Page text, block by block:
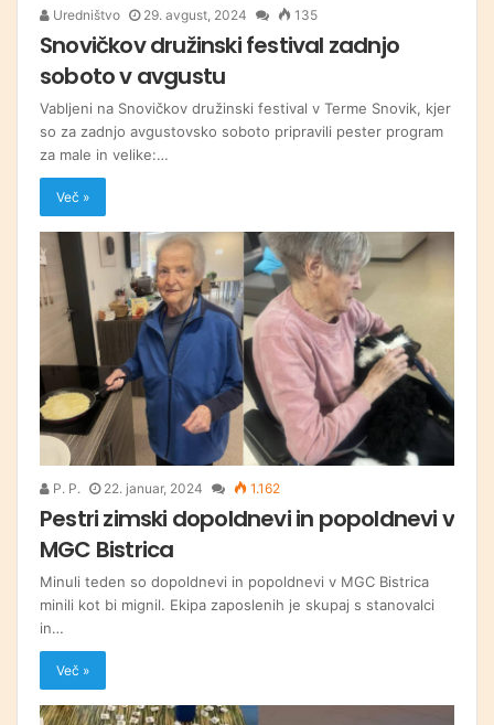
Uredništvo 29. avgust, 2024 135
Snovičkov družinski festival zadnjo
soboto v avgustu
Vabljeni na Snovičkov družinski festival v Terme Snovik, kjer
so za zadnjo avgustovsko soboto pripravili pester program
za male in velike:…
Več »
P. P. 22. januar, 2024 1.162
Pestri zimski dopoldnevi in popoldnevi v
MGC Bistrica
Minuli teden so dopoldnevi in popoldnevi v MGC Bistrica
minili kot bi mignil. Ekipa zaposlenih je skupaj s stanovalci
in…
Več »